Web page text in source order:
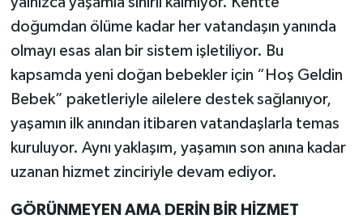
doğumdan ölüme kadar her vatandaşın yanında
olmayı esas alan bir sistem işletiliyor. Bu
kapsamda yeni doğan bebekler için “Hoş Geldin
Bebek” paketleriyle ailelere destek sağlanıyor,
yaşamın ilk anından itibaren vatandaşlarla temas
kuruluyor. Aynı yaklaşım, yaşamın son anına kadar
uzanan hizmet zinciriyle devam ediyor.
GÖRÜNMEYEN AMA DERİN BİR HİZMET